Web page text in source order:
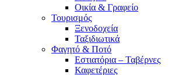
Οικία & Γραφείο
Τουρισμός
Ξενοδοχεία
Ταξιδιωτικά
Φαγητό & Ποτό
Εστιατόρια – Ταβέρνες
Καφετέριες